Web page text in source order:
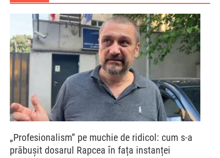
„Profesionalism” pe muchie de ridicol: cum s-a
prăbușit dosarul Rapcea în fața instanței